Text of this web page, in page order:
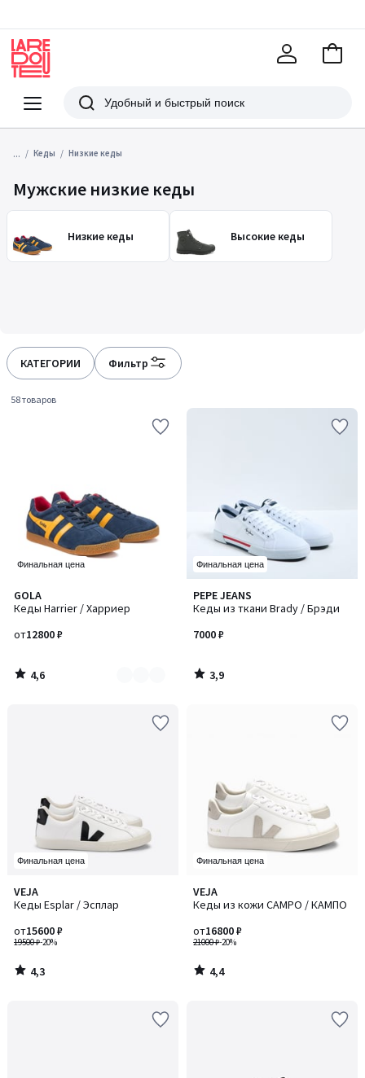
Меню
Redoute
Поиск
В
... Кеды Низкие кеды
Мужские низкие кеды
Низкие кеды Высокие кеды
КАТЕГОРИИ Фильтр
58 товаров
Финальная цена
GOLA
Кеды Harrier / Харриер
от12800 ₽
4,6
/ 5
Количество
цветов:
4,6
/
Финальная цена
PEPE JEANS
Кеды из ткани Brady / Брэди
7000 ₽
3,9
/ 5
3,9
/
Финальная цена
VEJA
Кеды Esplar / Эсплар
19500 ₽-20%
от15600 ₽
4,3
/ 5
4,3
/
Финальная цена
VEJA
Кеды из кожи CAMPO / КАМПО
21000 ₽-20%
от16800 ₽
4,4
/ 5
4,4
/